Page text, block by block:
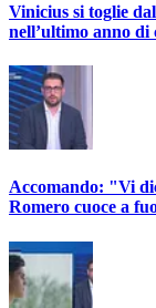
Vinicius si toglie
nell’ultimo anno
Accomando: "Vi
Romero cuoce a